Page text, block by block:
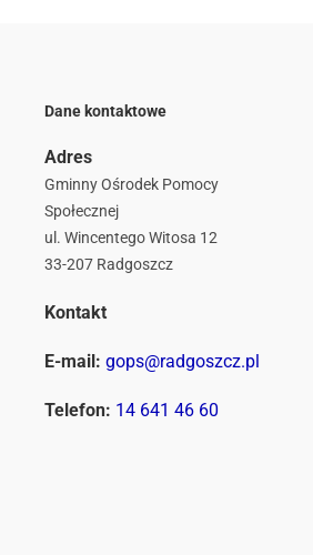
Dane kontaktowe
Adres
Gminny Ośrodek Pomocy
Społecznej
ul. Wincentego Witosa 12
33-207 Radgoszcz
Kontakt
E-mail: gops@radgoszcz.pl
Telefon: 14 641 46 60